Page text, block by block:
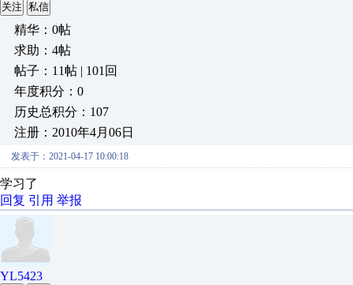
关注 私信
精华：0帖
求助：4帖
帖子：11帖 | 101回
年度积分：0
历史总积分：107
注册：2010年4月06日
发表于：2021-04-17 10:00:18
学习了
回复 引用 举报
YL5423